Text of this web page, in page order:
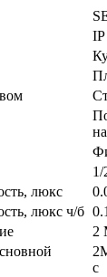
IP
люкс
люкс ч/б
2
с